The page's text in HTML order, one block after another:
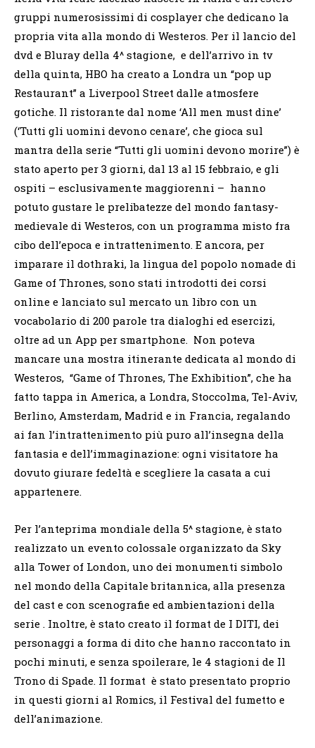
gruppi numerosissimi di cosplayer che dedicano la
propria vita alla mondo di Westeros. Per il lancio del
dvd e Bluray della 4^ stagione, e dell’arrivo in tv
della quinta, HBO ha creato a Londra un “pop up
Restaurant” a Liverpool Street dalle atmosfere
gotiche. Il ristorante dal nome ‘All men must dine’
(‘Tutti gli uomini devono cenare’, che gioca sul
mantra della serie “Tutti gli uomini devono morire”) è
stato aperto per 3 giorni, dal 13 al 15 febbraio, e gli
ospiti – esclusivamente maggiorenni – hanno
potuto gustare le prelibatezze del mondo fantasy-
medievale di Westeros, con un programma misto fra
cibo dell’epoca e intrattenimento. E ancora, per
imparare il dothraki, la lingua del popolo nomade di
Game of Thrones, sono stati introdotti dei corsi
online e lanciato sul mercato un libro con un
vocabolario di 200 parole tra dialoghi ed esercizi,
oltre ad un App per smartphone. Non poteva
mancare una mostra itinerante dedicata al mondo di
Westeros, “Game of Thrones, The Exhibition”, che ha
fatto tappa in America, a Londra, Stoccolma, Tel-Aviv,
Berlino, Amsterdam, Madrid e in Francia, regalando
ai fan l’intrattenimento più puro all’insegna della
fantasia e dell’immaginazione: ogni visitatore ha
dovuto giurare fedeltà e scegliere la casata a cui
appartenere.
Per l’anteprima mondiale della 5^ stagione, è stato
realizzato un evento colossale organizzato da Sky
alla Tower of London, uno dei monumenti simbolo
nel mondo della Capitale britannica, alla presenza
del cast e con scenografie ed ambientazioni della
serie . Inoltre, è stato creato il format de I DITI, dei
personaggi a forma di dito che hanno raccontato in
pochi minuti, e senza spoilerare, le 4 stagioni de Il
Trono di Spade. Il format è stato presentato proprio
in questi giorni al Romics, il Festival del fumetto e
dell’animazione.